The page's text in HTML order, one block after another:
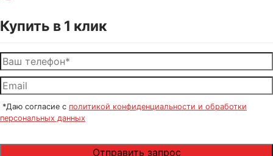
Купить в 1 клик
*Даю согласие с политикой конфиденциальности и обработки
персональных данных